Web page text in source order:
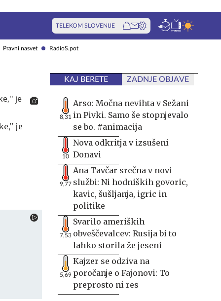
Pravni nasvet RadioS.pot
TELEKOM SLOVENIJE
je
KAJ BERETE ZADNJE OBJAVE
8,31
Arso: Močna nevihta v Sežani
in Pivki. Samo še stopnjevalo
se bo. #animacija
10
Nova odkritja v izsušeni
Donavi
9,77
Ana Tavčar srečna v novi
službi: Ni hodniških govoric,
kavic, šušljanja, igric in
politike
7,53
Svarilo ameriških
obveščevalcev: Rusija bi to
lahko storila že jeseni
5,69
Kajzer se odziva na
poročanje o Fajonovi: To
preprosto ni res